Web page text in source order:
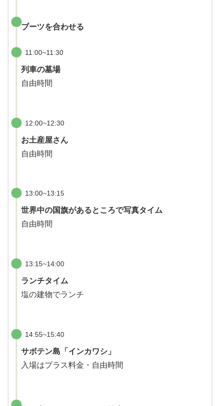
ブーツを合わせる
11:00~11:30
列車の墓場
自由時間
12:00~12:30
お土産屋さん
自由時間
13:00~13:15
世界中の国旗があるところで写真タイム
自由時間
13:15~14:00
ランチタイム
塩の建物でランチ
14:55~15:40
サボテン島「インカワシ」
入場はプラス料金・自由時間